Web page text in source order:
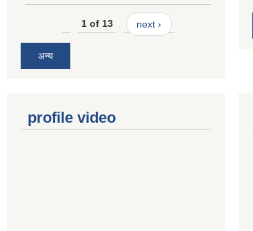
1 of 13 next ›
अन्य
profile video